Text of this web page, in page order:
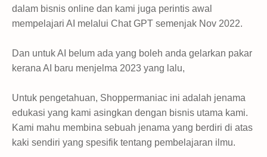
dalam bisnis online dan kami juga perintis awal
mempelajari AI melalui Chat GPT semenjak Nov 2022.
Dan untuk AI belum ada yang boleh anda gelarkan pakar
kerana AI baru menjelma 2023 yang lalu,
Untuk pengetahuan, Shoppermaniac ini adalah jenama
edukasi yang kami asingkan dengan bisnis utama kami.
Kami mahu membina sebuah jenama yang berdiri di atas
kaki sendiri yang spesifik tentang pembelajaran ilmu.